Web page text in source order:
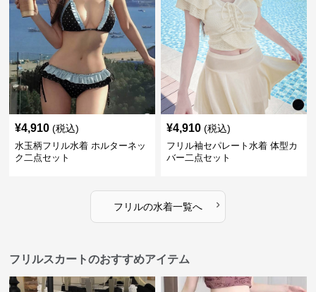
¥4,910 (税込)
水玉柄フリル水着 ホルターネッ
ク二点セット
¥4,910 (税込)
フリル袖セパレート水着 体型カ
バー二点セット
フリルの水着一覧へ ›
フリルスカートのおすすめアイテム